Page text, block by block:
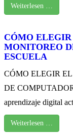
Weiterlesen …
CÓMO ELEGIR
MONITOREO
ESCUELA
CÓMO ELEGIR
DE
aprendizaje digital
Weiterlesen …